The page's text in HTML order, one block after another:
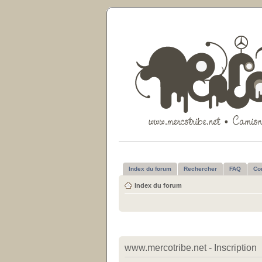
Index du forum Rechercher FAQ
Index du forum
www.mercotribe.net - Inscription